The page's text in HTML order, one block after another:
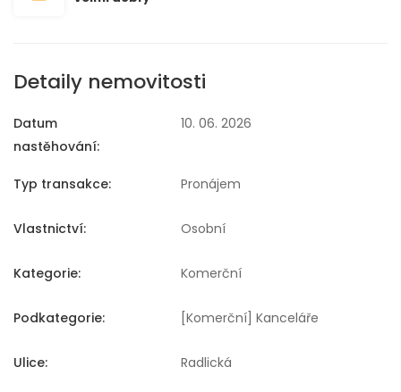
Detaily nemovitosti
Datum
nastěhování:
10. 06. 2026
Typ transakce: Pronájem
Vlastnictví: Osobní
Kategorie: Komerční
Podkategorie: [Komerční] Kanceláře
Ulice: Radlická